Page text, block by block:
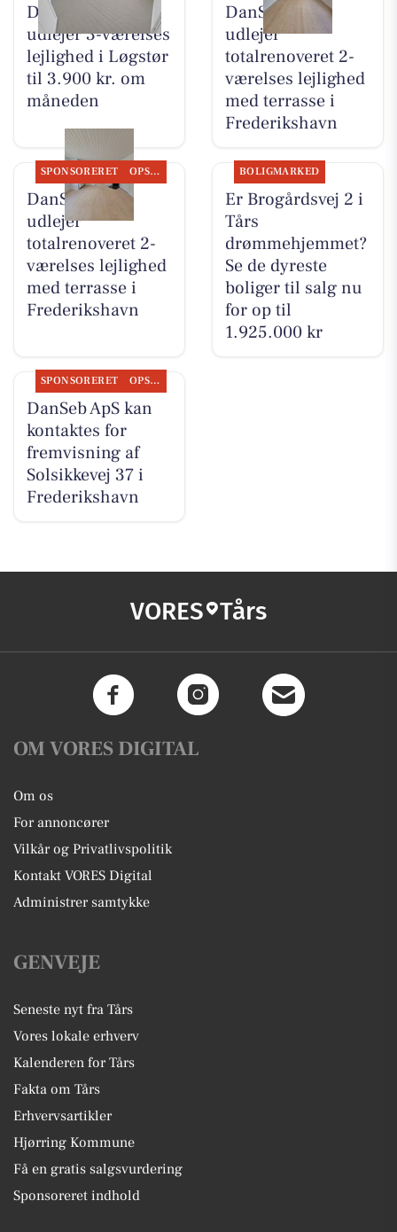
DanSeb ApS
udlejer 3-værelses
lejlighed i Løgstør
til 3.900 kr. om
måneden
DanSeb ApS
udlejer
totalrenoveret 2-
værelses lejlighed
med terrasse i
Frederikshavn
SPONSORERET OPSLAGSTAVLEN
DanSeb ApS
udlejer
totalrenoveret 2-
værelses lejlighed
med terrasse i
Frederikshavn
BOLIGMARKED
Er Brogårdsvej 2 i
Tårs
drømmehjemmet?
Se de dyreste
boliger til salg nu
for op til
1.925.000 kr
SPONSORERET OPSLAGSTAVLEN
DanSeb ApS kan
kontaktes for
fremvisning af
Solsikkevej 37 i
Frederikshavn
VORES Tårs
OM VORES DIGITAL
Om os
For annoncører
Vilkår og Privatlivspolitik
Kontakt VORES Digital
Administrer samtykke
GENVEJE
Seneste nyt fra Tårs
Vores lokale erhverv
Kalenderen for Tårs
Fakta om Tårs
Erhvervsartikler
Hjørring Kommune
Få en gratis salgsvurdering
Sponsoreret indhold